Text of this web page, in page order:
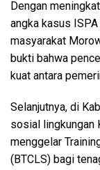
Dengan
angka kasus
masyarakat
bukti bahwa
kuat antara
Selanjutnya, di
sosial lingkungan
menggelar
(BTCLS) bagi